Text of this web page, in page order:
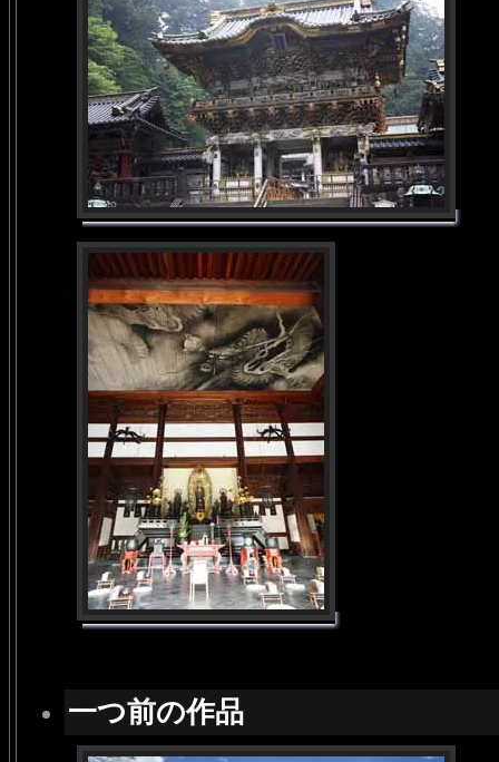
一つ前の作品